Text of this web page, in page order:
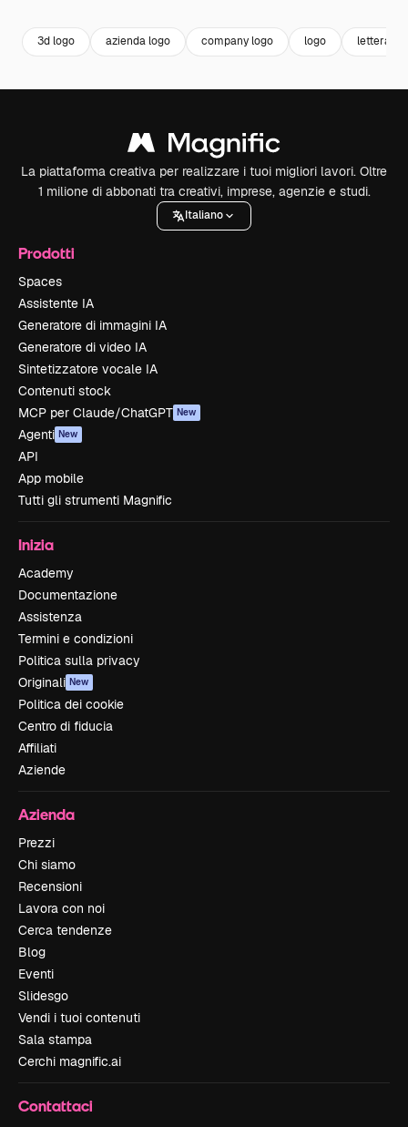
3d logo azienda logo company logo logo lettera
La piattaforma creativa per realizzare i tuoi migliori lavori. Oltre
1 milione di abbonati tra creativi, imprese, agenzie e studi.
Italiano
Prodotti
Spaces
Assistente IA
Generatore di immagini IA
Generatore di video IA
Sintetizzatore vocale IA
Contenuti stock
MCP per Claude/ChatGPT New
Agenti New
API
App mobile
Tutti gli strumenti Magnific
Inizia
Academy
Documentazione
Assistenza
Termini e condizioni
Politica sulla privacy
Originali New
Politica dei cookie
Centro di fiducia
Affiliati
Aziende
Azienda
Prezzi
Chi siamo
Recensioni
Lavora con noi
Cerca tendenze
Blog
Eventi
Slidesgo
Vendi i tuoi contenuti
Sala stampa
Cerchi magnific.ai
Contattaci